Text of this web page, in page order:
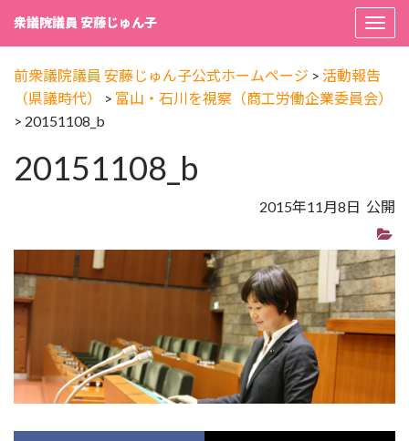
衆議院議員 安藤じゅん子
前衆議院議員 安藤じゅん子公式ホームページ > 活動報告
（県議時代）
> 富山・石川を視察（商工労働企業委員会）
> 20151108_b
20151108_b
2015年11月8日 公開